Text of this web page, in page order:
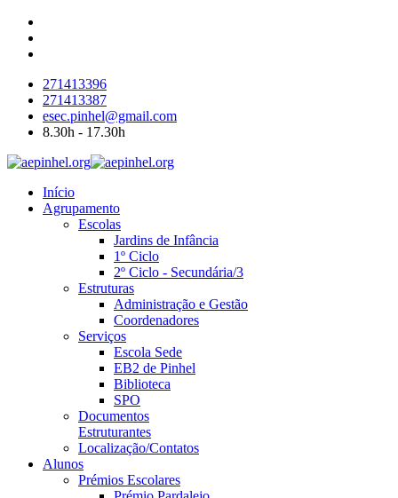
271413396
271413387
esec.pinhel@gmail.com
8.30h - 17.30h
Início
Agrupamento
Escolas
Jardins de Infância
1º Ciclo
2º Ciclo - Secundária/3
Estruturas
Administração e Gestão
Coordenadores
Serviços
Escola Sede
EB2 de Pinhel
Biblioteca
SPO
Documentos
Estruturantes
Localização/Contatos
Alunos
Prémios Escolares